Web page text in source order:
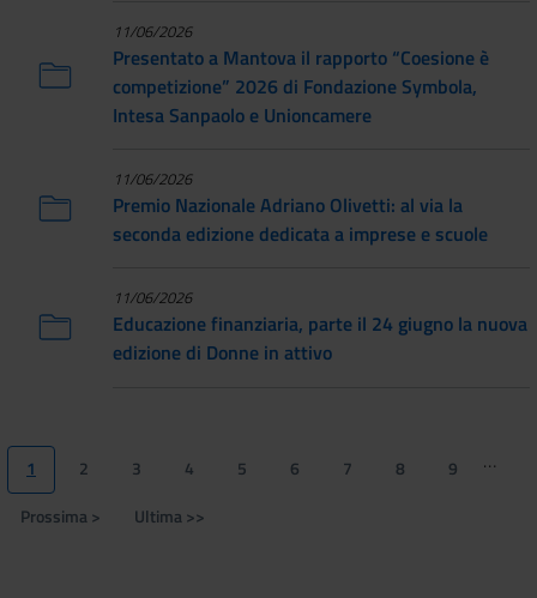
11/06/2026
Presentato a Mantova il rapporto “Coesione è
competizione” 2026 di Fondazione Symbola,
Intesa Sanpaolo e Unioncamere
11/06/2026
Premio Nazionale Adriano Olivetti: al via la
seconda edizione dedicata a imprese e scuole
11/06/2026
Educazione finanziaria, parte il 24 giugno la nuova
edizione di Donne in attivo
Paginazione
Pagina
attuale
1 Page
2 Page
3 Page
4 Page
5 Page
6 Page
7 Page
8 Page
9 …
Pagina
Prossima > Ultima
Ultima >>